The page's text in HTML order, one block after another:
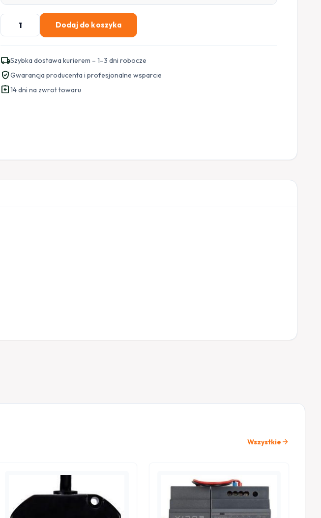
ilość
Zasilacz
P12/12
Dodaj do koszyka
local_shippingSzybka dostawa kurierem – 1–3 dni robocze
verified_userGwarancja producenta i profesjonalne wsparcie
assignment_return14 dni na zwrot towaru
Wszystkie arrow_forward